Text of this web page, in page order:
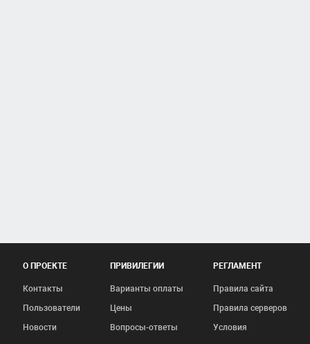
О ПРОЕКТЕ
Контакты
Пользователи
Новости
ПРИВИЛЕГИИ
Варианты оплаты
Цены
Вопросы-ответы
РЕГЛАМЕНТ
Правила сайта
Правила серверов
Условия